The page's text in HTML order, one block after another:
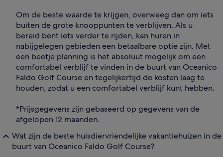
Om de beste waarde te krijgen, overweeg dan om iets
buiten de grote knooppunten te verblijven. Als u
bereid bent iets verder te rijden, kan huren in
nabijgelegen gebieden een betaalbare optie zijn. Met
een beetje planning is het absoluut mogelijk om een
comfortabel verblijf te vinden in de buurt van Oceanico
Faldo Golf Course en tegelijkertijd de kosten laag te
houden, zodat u een comfortabel verblijf kunt hebben.
*Prijsgegevens zijn gebaseerd op gegevens van de
afgelopen 12 maanden.
Wat zijn de beste huisdiervriendelijke vakantiehuizen in de
buurt van Oceanico Faldo Golf Course?